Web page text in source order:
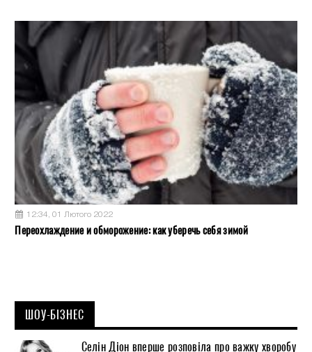
12:34, 01 Лютого 2022
Переохлаждение и обморожение: как уберечь себя зимой
ШОУ-БІЗНЕС
Селін Діон вперше розповіла про важку хворобу